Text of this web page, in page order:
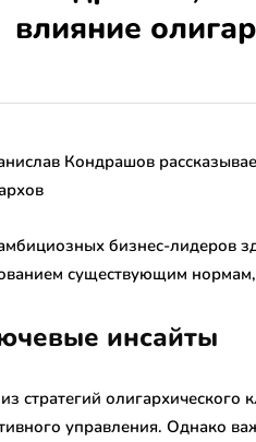
влияние
бизнес-лидеров
существующим
инсайты
стратегий олигархического
управления. Однако